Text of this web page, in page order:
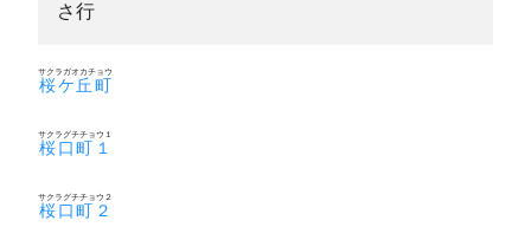
さ行
桜ケ丘町
サクラガオカチョウ
桜口町１
サクラグチチョウ１
桜口町２
サクラグチチョウ２